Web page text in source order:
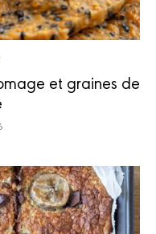
et graines de